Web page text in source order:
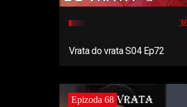
Vrata do vrata S04 Ep72
Epizoda 68